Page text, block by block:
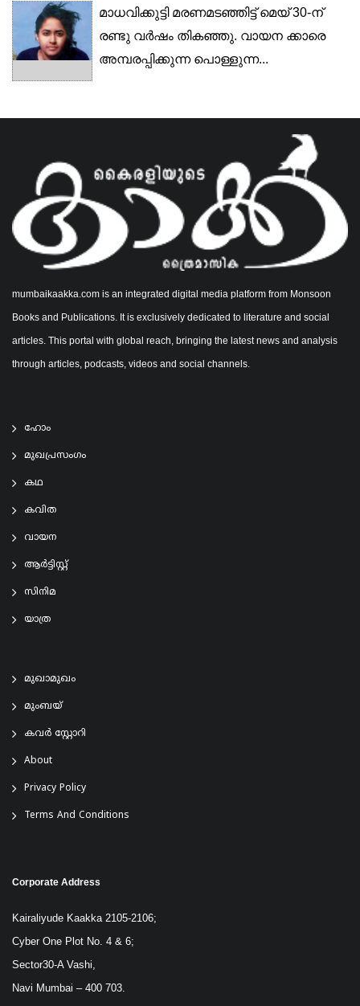
മാധവിക്കുട്ടി മരണമടഞ്ഞിട്ട് മെയ് 30-ന്
രണ്ടു വർഷം തികഞ്ഞു. വായന ക്കാരെ
അമ്പരപ്പിക്കുന്ന പൊള്ളുന്ന...
mumbaikaakka.com is an integrated digital media platform from Monsoon
Books and Publications. It is exclusively dedicated to literature and social
articles. This portal with global reach, bringing the latest news and analysis
through articles, podcasts, videos and social channels.
ഹോം
മുഖപ്രസംഗം
കഥ
കവിത
വായന
ആര്‍ട്ടിസ്റ്റ്
സിനിമ
യാത്ര
മുഖാമുഖം
മുംബയ്
കവർ സ്റ്റോറി
About
Privacy Policy
Terms And Conditions
Corporate Address
Kairaliyude Kaakka 2105-2106;
Cyber One Plot No. 4 & 6;
Sector30-A Vashi,
Navi Mumbai – 400 703.